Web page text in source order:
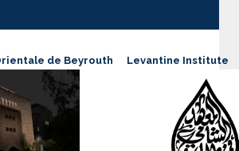
de Beyrouth Levantine Institute